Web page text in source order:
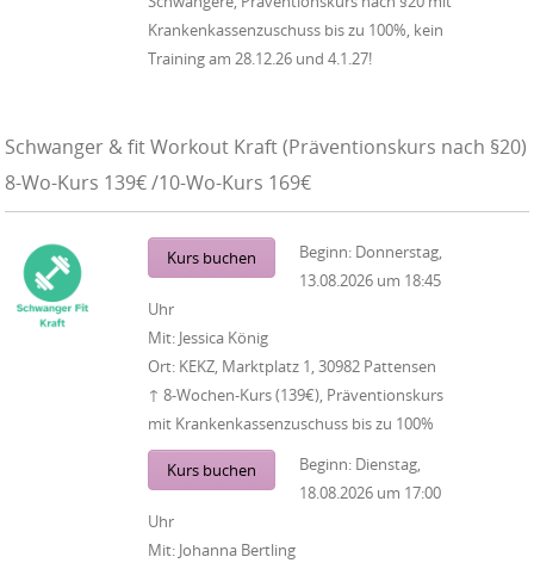
Krankenkassenzuschuss bis zu 100%, kein
Training am 28.12.26 und 4.1.27!
Schwanger & fit Workout Kraft (Präventionskurs nach §20)
8-Wo-Kurs 139€ /10-Wo-Kurs 169€
Kurs buchen Beginn: Donnerstag,
13.08.2026 um 18:45
Uhr
Mit: Jessica König
Ort: KEKZ, Marktplatz 1, 30982 Pattensen
↑ 8-Wochen-Kurs (139€), Präventionskurs
mit Krankenkassenzuschuss bis zu 100%
Kurs buchen Beginn: Dienstag,
18.08.2026 um 17:00
Uhr
Mit: Johanna Bertling